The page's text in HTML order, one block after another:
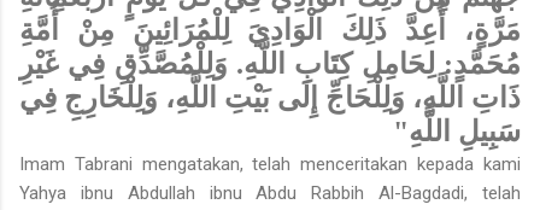
مَرَّةٍ، أُعِدَّ ذَلِكَ الْوَادِيَ لِلْمُرَائِينَ مِنْ أُمَّةِ
مُحَمَّدٍ: لِحَامِلِ كِتَابِ اللَّهِ. وَلِلْمُصَّدِّقِ فِي غَيْرِ
ذَاتِ اللَّهِ، وَلِلْحَاجِّ إِلَى بَيْتِ اللَّهِ، وَلِلْخَارِجِ فِي
سَبِيلِ اللَّهِ"
Imam Tabrani mengatakan, telah menceritakan kepada kami
Yahya ibnu Abdullah ibnu Abdu Rabbih Al-Bagdadi, telah